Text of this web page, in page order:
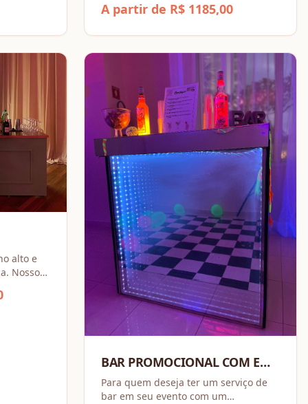
A partir de R$ 1185,00
alto e
Nosso
BAR PROMOCIONAL COM E
SEM ÁLCOOL
Para quem deseja ter um serviço de
bar em seu evento com um